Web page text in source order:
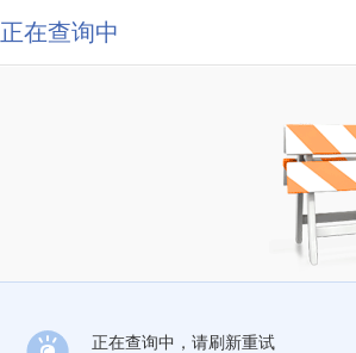
正在查询中
正在查询中，请刷新重试